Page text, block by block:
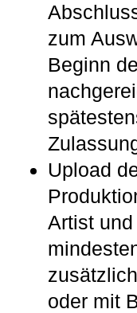
zum
Beginn
Upload
Artist
oder mit